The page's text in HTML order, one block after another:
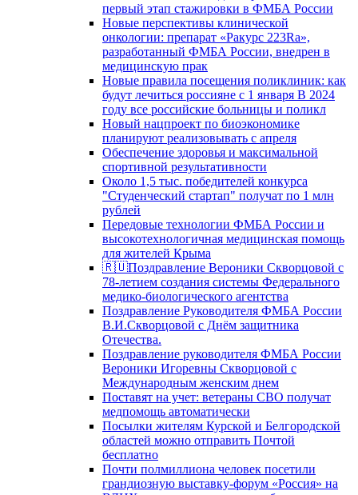
первый этап стажировки в ФМБА России
Новые перспективы клинической
онкологии: препарат «Ракурс 223Ra»,
разработанный ФМБА России, внедрен в
медицинскую прак
Новые правила посещения поликлиник: как
будут лечиться россияне с 1 января В 2024
году все российские больницы и поликл
Новый нацпроект по биоэкономике
планируют реализовывать с апреля
Обеспечение здоровья и максимальной
спортивной результативности
Около 1,5 тыс. победителей конкурса
"Студенческий стартап" получат по 1 млн
рублей
Передовые технологии ФМБА России и
высокотехнологичная медицинская помощь
для жителей Крыма
🇷🇺Поздравление Вероники Скворцовой с
78-летием создания системы Федерального
медико-биологического агентства
Поздравление Руководителя ФМБА России
В.И.Скворцовой с Днём защитника
Отечества.
Поздравление руководителя ФМБА России
Вероники Игоревны Скворцовой с
Международным женским днем
Поставят на учет: ветераны СВО получат
медпомощь автоматически
Посылки жителям Курской и Белгородской
областей можно отправить Почтой
бесплатно
Почти полмиллиона человек посетили
грандиозную выставку-форум «Россия» на